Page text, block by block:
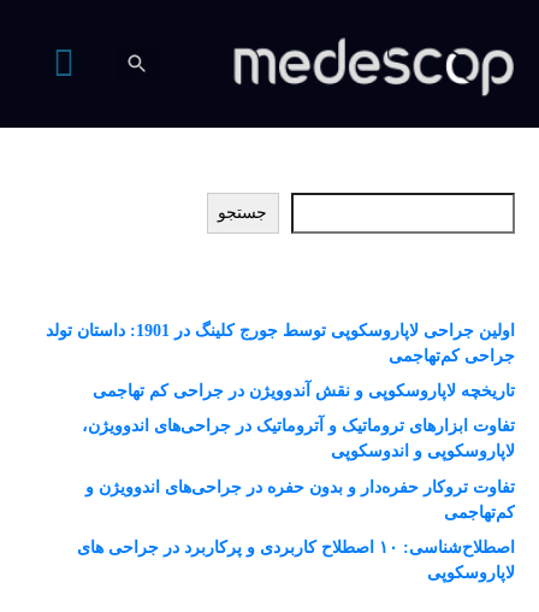
جستجو
اولین جراحی لاپاروسکوپی توسط جورج کلینگ در 1901: داستان تولد
جراحی کم‌تهاجمی
تاریخچه لاپاروسکوپی و نقش آندوویژن در جراحی کم ‌تهاجمی
تفاوت ابزارهای تروماتیک و آتروماتیک در جراحی‌های اندوویژن،
لاپاروسکوپی و اندوسکوپی
تفاوت تروکار حفره‌دار و بدون حفره در جراحی‌های اندوویژن و
کم‌تهاجمی
اصطلاح‌شناسی: ۱۰ اصطلاح کاربردی و پرکاربرد در جراحی های
لاپاروسکوپی